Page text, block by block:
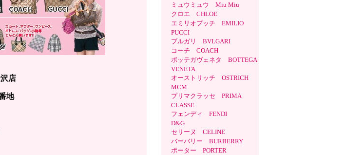
店
地
ミュウミュウ Miu Miu
クロエ CHLOE
エミリオプッチ EMILIO
PUCCI
ブルガリ BVLGARI
コーチ COACH
ボッテガヴェネタ BOTTEGA
VENETA
オーストリッチ OSTRICH
MCM
プリマクラッセ PRIMA
CLASSE
フェンディ FENDI
D&G
セリーヌ CELINE
バーバリー BURBERRY
ポーター PORTER